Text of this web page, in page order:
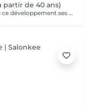
partir de 40 ans)
Bernard Cassiere a mis au service de ce développement ses formulateurs les plus expérimentés, sélectionnant avec le plus grand soin les ingrédients les plus précieux et les plus efficaces... Élaboré avec soin comme un bijou pour améliorer la qualité et l'éclat de votre teint. Action: Dynamiser le renouvellement cellulaire. Rétablir l'élasticité et resynchroniser le processus de mélanisation. Nourrir pour redensifier les tissus.